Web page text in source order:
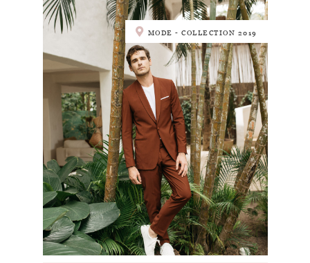
MODE - COLLECTION 2019